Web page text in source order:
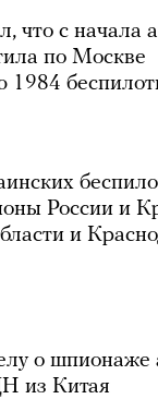
что с начала
по Москве
1984
России и
и
о шпионаже
из Китая